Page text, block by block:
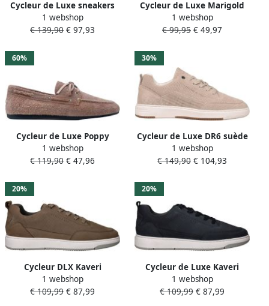
Cycleur de Luxe sneakers
beige
1 webshop
€ 139,90 € 97,93
Cycleur de Luxe Marigold
suède loafers lichtblauw
1 webshop
€ 99,95 € 49,97
60%
Cycleur de Luxe Poppy
suède bootschoenen roze
1 webshop
€ 119,90 € 47,96
30%
Cycleur de Luxe DR6 suède
sneakers beige
1 webshop
€ 149,90 € 104,93
20%
Cycleur DLX Kaveri
Veterschoenen Heren Taupe
1 webshop
€ 109,99 € 87,99
20%
Cycleur de Luxe Kaveri
nubuck sneakers
donkerblauw
1 webshop
€ 109,99 € 87,99